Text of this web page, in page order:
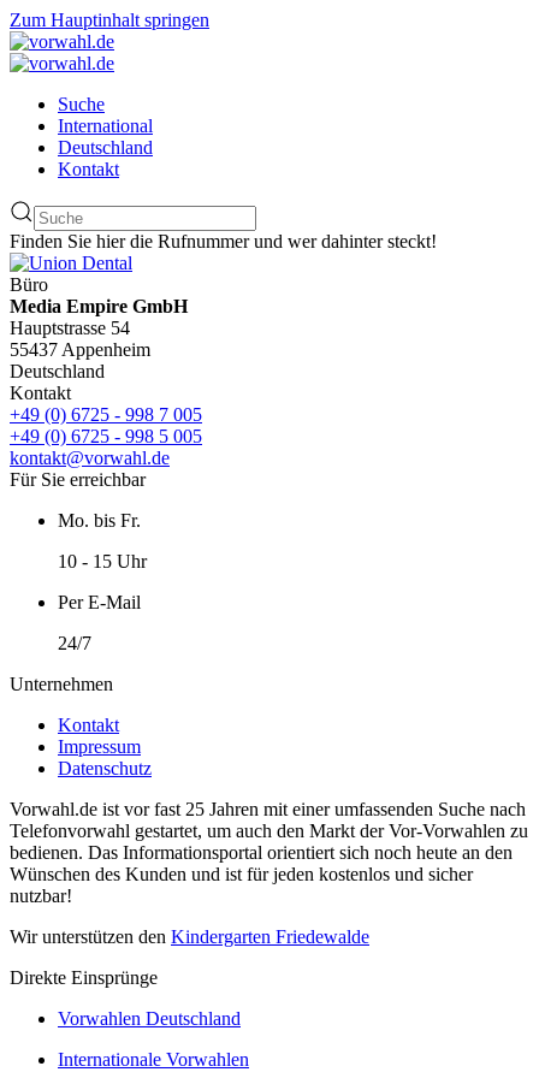
Zum Hauptinhalt springen
Suche
International
Deutschland
Kontakt
Finden Sie hier die Rufnummer und wer dahinter steckt!
Büro
Media Empire GmbH
Hauptstrasse 54
55437 Appenheim
Deutschland
Kontakt
+49 (0) 6725 - 998 7 005
+49 (0) 6725 - 998 5 005
kontakt@vorwahl.de
Für Sie erreichbar
Mo. bis Fr.
10 - 15 Uhr
Per E-Mail
24/7
Unternehmen
Kontakt
Impressum
Datenschutz
Vorwahl.de ist vor fast 25 Jahren mit einer umfassenden Suche nach
Telefonvorwahl gestartet, um auch den Markt der Vor-Vorwahlen zu
bedienen. Das Informationsportal orientiert sich noch heute an den
Wünschen des Kunden und ist für jeden kostenlos und sicher
nutzbar!
Wir unterstützen den Kindergarten Friedewalde
Direkte Einsprünge
Vorwahlen Deutschland
Internationale Vorwahlen